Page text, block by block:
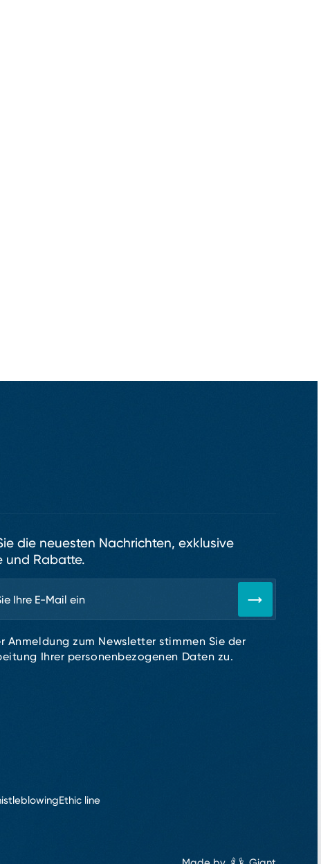
die neuesten Nachrichten, exklusive
und Rabatte.
Anmeldung zum Newsletter stimmen Sie der
Ihrer personenbezogenen Daten zu.
Ethic line